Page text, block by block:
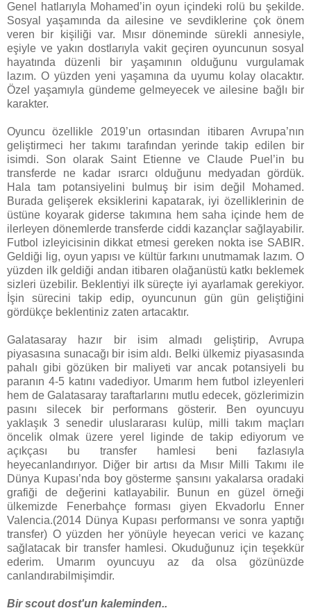
Genel hatlarıyla Mohamed’in oyun içindeki rolü bu şekilde.
Sosyal yaşamında da ailesine ve sevdiklerine çok önem
veren bir kişiliği var. Mısır döneminde sürekli annesiyle,
eşiyle ve yakın dostlarıyla vakit geçiren oyuncunun sosyal
hayatında düzenli bir yaşamının olduğunu vurgulamak
lazım. O yüzden yeni yaşamına da uyumu kolay olacaktır.
Özel yaşamıyla gündeme gelmeyecek ve ailesine bağlı bir
karakter.
Oyuncu özellikle 2019’un ortasından itibaren Avrupa’nın
geliştirmeci her takımı tarafından yerinde takip edilen bir
isimdi. Son olarak Saint Etienne ve Claude Puel’in bu
transferde ne kadar ısrarcı olduğunu medyadan gördük.
Hala tam potansiyelini bulmuş bir isim değil Mohamed.
Burada gelişerek eksiklerini kapatarak, iyi özelliklerinin de
üstüne koyarak giderse takımına hem saha içinde hem de
ilerleyen dönemlerde transferde ciddi kazançlar sağlayabilir.
Futbol izleyicisinin dikkat etmesi gereken nokta ise SABIR.
Geldiği lig, oyun yapısı ve kültür farkını unutmamak lazım. O
yüzden ilk geldiği andan itibaren olağanüstü katkı beklemek
sizleri üzebilir. Beklentiyi ilk süreçte iyi ayarlamak gerekiyor.
İşin sürecini takip edip, oyuncunun gün gün geliştiğini
gördükçe beklentiniz zaten artacaktır.
Galatasaray hazır bir isim almadı geliştirip, Avrupa
piyasasına sunacağı bir isim aldı. Belki ülkemiz piyasasında
pahalı gibi gözüken bir maliyeti var ancak potansiyeli bu
paranın 4-5 katını vadediyor. Umarım hem futbol izleyenleri
hem de Galatasaray taraftarlarını mutlu edecek, gözlerimizin
pasını silecek bir performans gösterir. Ben oyuncuyu
yaklaşık 3 senedir uluslararası kulüp, milli takım maçları
öncelik olmak üzere yerel liginde de takip ediyorum ve
açıkçası bu transfer hamlesi beni fazlasıyla
heyecanlandırıyor. Diğer bir artısı da Mısır Milli Takımı ile
Dünya Kupası’nda boy gösterme şansını yakalarsa oradaki
grafiği de değerini katlayabilir. Bunun en güzel örneği
ülkemizde Fenerbahçe forması giyen Ekvadorlu Enner
Valencia.(2014 Dünya Kupası performansı ve sonra yaptığı
transfer) O yüzden her yönüyle heyecan verici ve kazanç
sağlatacak bir transfer hamlesi. Okuduğunuz için teşekkür
ederim. Umarım oyuncuyu az da olsa gözünüzde
canlandırabilmişimdir.
Bir scout dost'un kaleminden..